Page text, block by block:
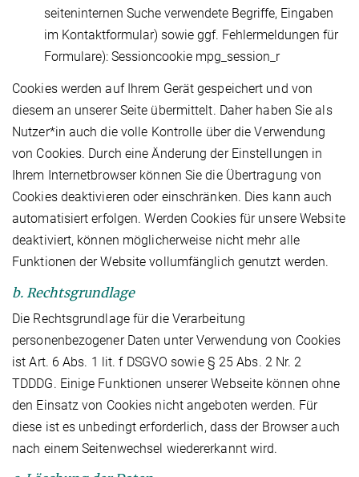
seiteninternen Suche verwendete Begriffe, Eingaben
im Kontaktformular) sowie ggf. Fehlermeldungen für
Formulare): Sessioncookie mpg_session_r
Cookies werden auf Ihrem Gerät gespeichert und von
diesem an unserer Seite übermittelt. Daher haben Sie als
Nutzer*in auch die volle Kontrolle über die Verwendung
von Cookies. Durch eine Änderung der Einstellungen in
Ihrem Internetbrowser können Sie die Übertragung von
Cookies deaktivieren oder einschränken. Dies kann auch
automatisiert erfolgen. Werden Cookies für unsere Website
deaktiviert, können möglicherweise nicht mehr alle
Funktionen der Website vollumfänglich genutzt werden.
b. Rechtsgrundlage
Die Rechtsgrundlage für die Verarbeitung
personenbezogener Daten unter Verwendung von Cookies
ist Art. 6 Abs. 1 lit. f DSGVO sowie § 25 Abs. 2 Nr. 2
TDDDG. Einige Funktionen unserer Webseite können ohne
den Einsatz von Cookies nicht angeboten werden. Für
diese ist es unbedingt erforderlich, dass der Browser auch
nach einem Seitenwechsel wiedererkannt wird.